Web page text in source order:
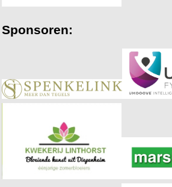
Sponsoren: